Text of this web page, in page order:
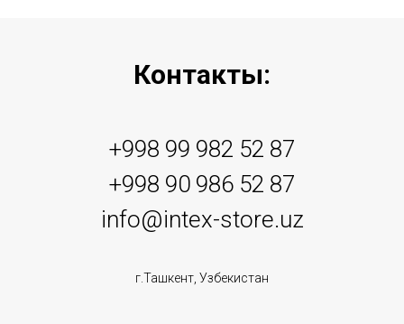
Контакты:
+998 99 982 52 87
+998 90 986 52 87
info@intex-store.uz
г.Ташкент, Узбекистан